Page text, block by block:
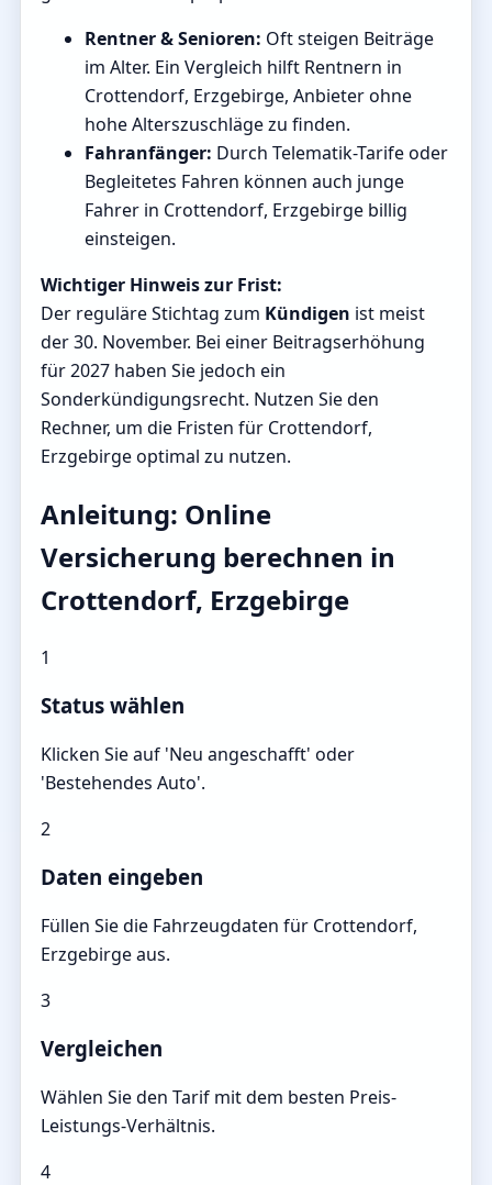
Rentner & Senioren: Oft steigen Beiträge
im Alter. Ein Vergleich hilft Rentnern in
Crottendorf, Erzgebirge, Anbieter ohne
hohe Alterszuschläge zu finden.
Fahranfänger: Durch Telematik-Tarife oder
Begleitetes Fahren können auch junge
Fahrer in Crottendorf, Erzgebirge billig
einsteigen.
Wichtiger Hinweis zur Frist:
Der reguläre Stichtag zum Kündigen ist meist
der 30. November. Bei einer Beitragserhöhung
für 2027 haben Sie jedoch ein
Sonderkündigungsrecht. Nutzen Sie den
Rechner, um die Fristen für Crottendorf,
Erzgebirge optimal zu nutzen.
Anleitung: Online
Versicherung berechnen in
Crottendorf, Erzgebirge
1
Status wählen
Klicken Sie auf 'Neu angeschafft' oder
'Bestehendes Auto'.
2
Daten eingeben
Füllen Sie die Fahrzeugdaten für Crottendorf,
Erzgebirge aus.
3
Vergleichen
Wählen Sie den Tarif mit dem besten Preis-
Leistungs-Verhältnis.
4